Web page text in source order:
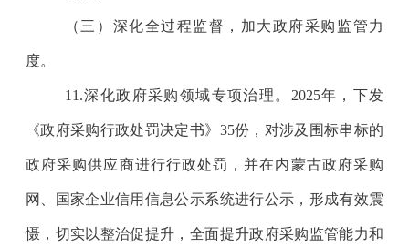
（三）深化全过程监督，加大政府采购监管力
度。
11.深化政府采购领域专项治理。 2025年，下发
《政府采购行政处罚决定书》 35份，对涉及围标串标的
政府采购供应商进行行政处罚，并在内蒙古政府采购
网、国家企业信用信息公示系统进行公示，形成有效震
慑，切实以整治促提升，全面提升政府采购监管能力和